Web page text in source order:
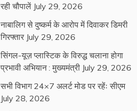
रही चौपालें July 29, 2026
नाबालिग से दुष्कर्म के आरोप में दिवाकर डिमरी
गिरफ्तार July 29, 2026
सिंगल-यूज़ प्लास्टिक के विरुद्ध चलाना होगा
प्रभावी अभियान : मुख्यमंत्री July 29, 2026
सभी विभाग 24×7 अलर्ट मोड पर रहेंः सीएम
July 28, 2026